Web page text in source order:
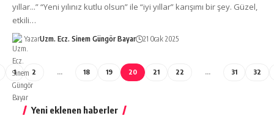
yıllar...” “Yeni yılınız kutlu olsun” ile “iyi yıllar” karışımı bir şey. Güzel,
etkili…
YazarUzm. Ecz. Sinem Güngör Bayar 21 Ocak 2025
1 2 … 18 19 20 21 22 … 31 32
Yeni eklenen haberler